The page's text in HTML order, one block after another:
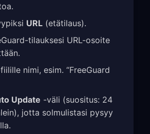
URL (etätilaus).
tilauksesi URL-osoite
nimi, esim. “FreeGuard
Update -väli (suositus: 24
jotta solmulistasi pysyy